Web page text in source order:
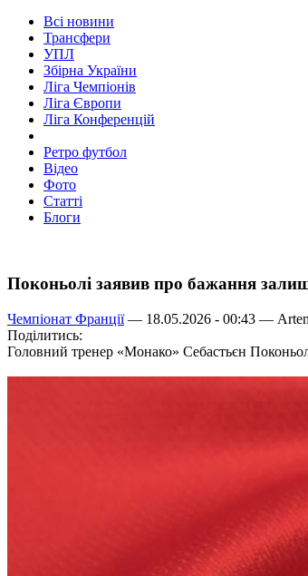
Всі новини
Трансфери
УПЛ
Збірна України
Ліга Чемпіонів
Ліга Європи
Ліга Конференцій
Ретро футбол
Відео
Фото
Статті
Блоги
Поконьолі заявив про бажання
Чемпіонат Франції— 18.05.2026 - 00:43 —
Поділитись:
Головний тренер «Монако» Себастьєн